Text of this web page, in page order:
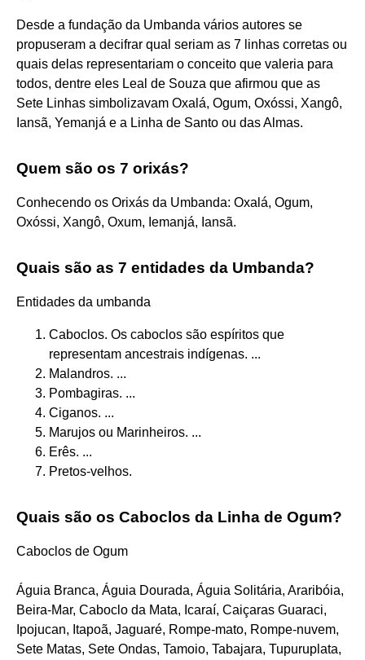
Desde a fundação da Umbanda vários autores se
propuseram a decifrar qual seriam as 7 linhas corretas ou
quais delas representariam o conceito que valeria para
todos, dentre eles Leal de Souza que afirmou que as
Sete Linhas simbolizavam Oxalá, Ogum, Oxóssi, Xangô,
Iansã, Yemanjá e a Linha de Santo ou das Almas.
Quem são os 7 orixás?
Conhecendo os Orixás da Umbanda: Oxalá, Ogum,
Oxóssi, Xangô, Oxum, Iemanjá, Iansã.
Quais são as 7 entidades da Umbanda?
Entidades da umbanda
Caboclos. Os caboclos são espíritos que
representam ancestrais indígenas. ...
Malandros. ...
Pombagiras. ...
Ciganos. ...
Marujos ou Marinheiros. ...
Erês. ...
Pretos-velhos.
Quais são os Caboclos da Linha de Ogum?
Caboclos de Ogum
Águia Branca, Águia Dourada, Águia Solitária, Araribóia,
Beira-Mar, Caboclo da Mata, Icaraí, Caiçaras Guaraci,
Ipojucan, Itapoã, Jaguaré, Rompe-mato, Rompe-nuvem,
Sete Matas, Sete Ondas, Tamoio, Tabajara, Tupuruplata,